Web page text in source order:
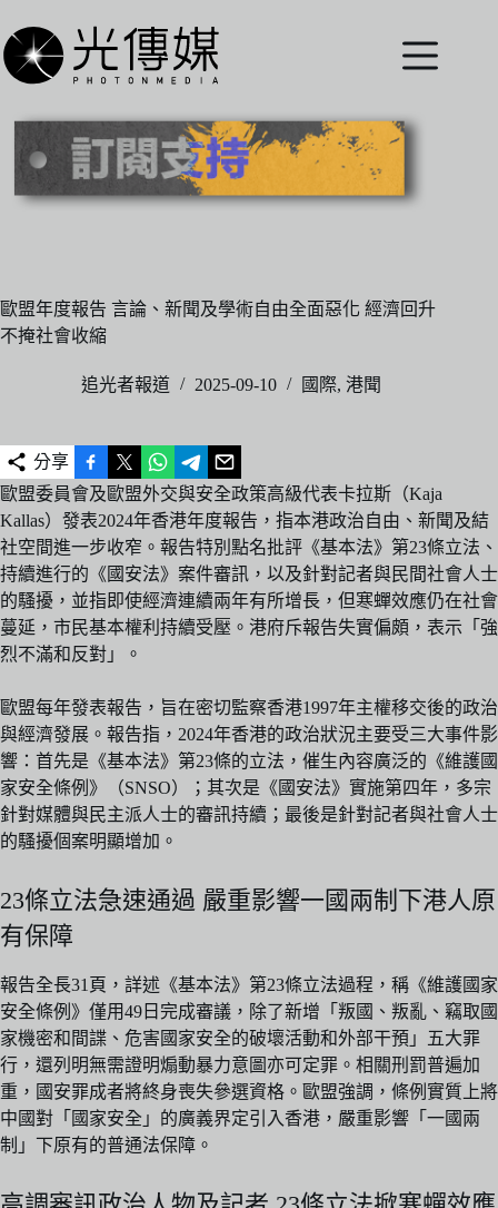
至
主
內
歐盟年度報告 言論、新聞及學術自由全面惡化 經濟回升
不掩社會收縮
追光者報道 2025-09-10 國際, 港聞
分享
歐盟委員會及歐盟外交與安全政策高級代表卡拉斯（Kaja
Kallas）發表2024年香港年度報告，指本港政治自由、新聞及結
社空間進一步收窄。報告特別點名批評《基本法》第23條立法、
持續進行的《國安法》案件審訊，以及針對記者與民間社會人士
的騷擾，並指即使經濟連續兩年有所增長，但寒蟬效應仍在社會
蔓延，市民基本權利持續受壓。港府斥報告失實偏頗，表示「強
烈不滿和反對」。
歐盟每年發表報告，旨在密切監察香港1997年主權移交後的政治
與經濟發展。報告指，2024年香港的政治狀況主要受三大事件影
響：首先是《基本法》第23條的立法，催生內容廣泛的《維護國
家安全條例》（SNSO）；其次是《國安法》實施第四年，多宗
針對媒體與民主派人士的審訊持續；最後是針對記者與社會人士
的騷擾個案明顯增加。
23條立法急速通過 嚴重影響一國兩制下港人原
有保障
報告全長31頁，詳述《基本法》第23條立法過程，稱《維護國家
安全條例》僅用49日完成審議，除了新增「叛國、叛亂、竊取國
家機密和間諜、危害國家安全的破壞活動和外部干預」五大罪
行，還列明無需證明煽動暴力意圖亦可定罪。相關刑罰普遍加
重，國安罪成者將終身喪失參選資格。歐盟強調，條例實質上將
中國對「國家安全」的廣義界定引入香港，嚴重影響「一國兩
制」下原有的普通法保障。